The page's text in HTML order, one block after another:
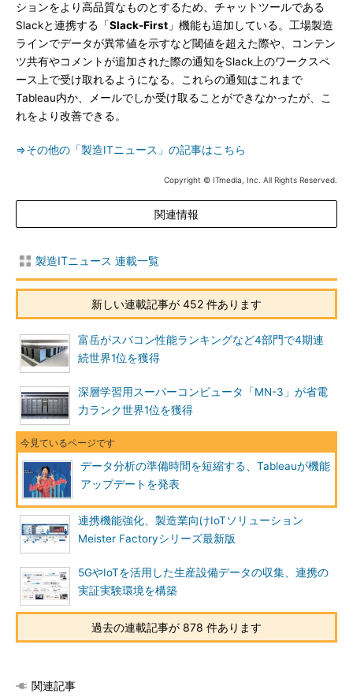
ションをより高品質なものとするため、チャットツールである
Slackと連携する「Slack-First 」機能も追加している。工場製造
ラインでデータが異常値を示すなど閾値を超えた際や、コンテン
ツ共有やコメントが追加された際の通知をSlack上のワークスペ
ース上で受け取れるようになる。これらの通知はこれまで
Tableau内か、メールでしか受け取ることができなかったが、こ
れをより改善できる。
⇒その他の「製造ITニュース」の記事はこちら
Copyright © ITmedia, Inc. All Rights Reserved.
関連情報
製造ITニュース 連載一覧
新しい連載記事が 452 件あります
富岳がスパコン性能ランキングなど4部門で4期連
続世界1位を獲得
深層学習用スーパーコンピュータ「MN-3」が省電
力ランク世界1位を獲得
データ分析の準備時間を短縮する、Tableauが機能
アップデートを発表
連携機能強化、製造業向けIoTソリューション
Meister Factoryシリーズ最新版
5GやIoTを活用した生産設備データの収集、連携の
実証実験環境を構築
過去の連載記事が 878 件あります
関連記事